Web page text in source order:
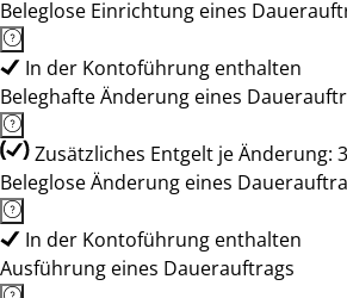
Beleglose Einrichtung eines
In der Kontoführung enthalten
Beleghafte Änderung eines
Zusätzliches Entgelt je Änderung:
Beleglose Änderung eines
In der Kontoführung enthalten
Ausführung eines Dauerauftrags